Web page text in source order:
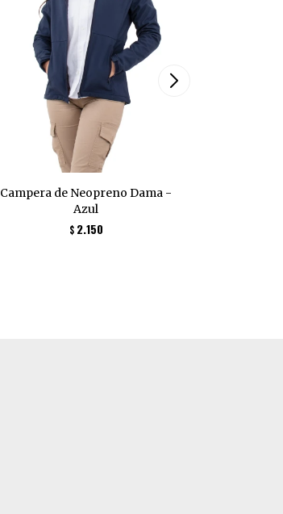
Campera de Neopreno Dama -
Azul
$ 2.150